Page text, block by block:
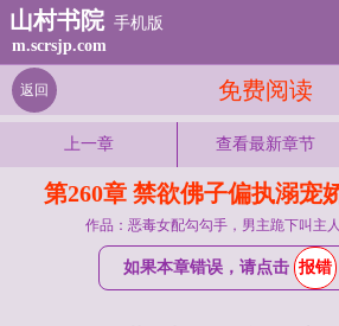
山村书院 手机版
m.scrsjp.com
免费阅读
返回
上一章 查看最新章节
第260章 禁欲佛子偏执溺宠
作品：恶毒女配勾勾手，男主跪下叫主人
如果本章错误，请点击 报错